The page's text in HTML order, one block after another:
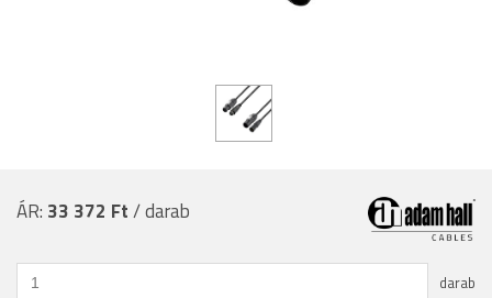
ÁR: 33 372 Ft/ darab
darab